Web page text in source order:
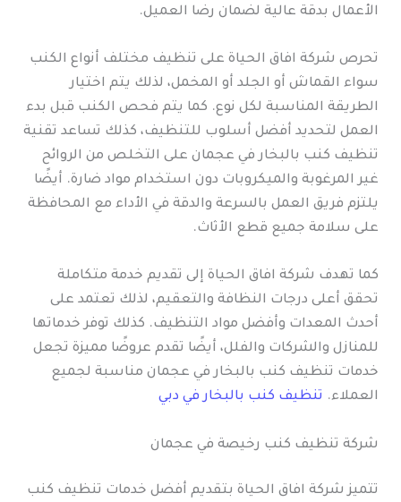
الأعمال بدقة عالية لضمان رضا العميل.
تحرص شركة افاق الحياة على تنظيف مختلف أنواع الكنب
سواء القماش أو الجلد أو المخمل، لذلك يتم اختيار
الطريقة المناسبة لكل نوع. كما يتم فحص الكنب قبل بدء
العمل لتحديد أفضل أسلوب للتنظيف، كذلك تساعد تقنية
تنظيف كنب بالبخار في عجمان على التخلص من الروائح
غير المرغوبة والميكروبات دون استخدام مواد ضارة. أيضًا
يلتزم فريق العمل بالسرعة والدقة في الأداء مع المحافظة
على سلامة جميع قطع الأثاث.
كما تهدف شركة افاق الحياة إلى تقديم خدمة متكاملة
تحقق أعلى درجات النظافة والتعقيم، لذلك تعتمد على
أحدث المعدات وأفضل مواد التنظيف. كذلك توفر خدماتها
للمنازل والشركات والفلل، أيضًا تقدم عروضًا مميزة تجعل
خدمات تنظيف كنب بالبخار في عجمان مناسبة لجميع
العملاء. تنظيف كنب بالبخار في دبي
شركة تنظيف كنب رخيصة في عجمان
تتميز شركة افاق الحياة بتقديم أفضل خدمات تنظيف كنب